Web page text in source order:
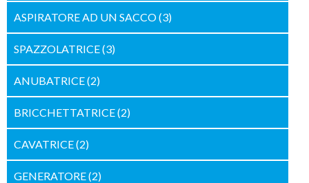
ASPIRATORE AD UN SACCO(3)
SPAZZOLATRICE(3)
ANUBATRICE(2)
BRICCHETTATRICE(2)
CAVATRICE(2)
GENERATORE(2)